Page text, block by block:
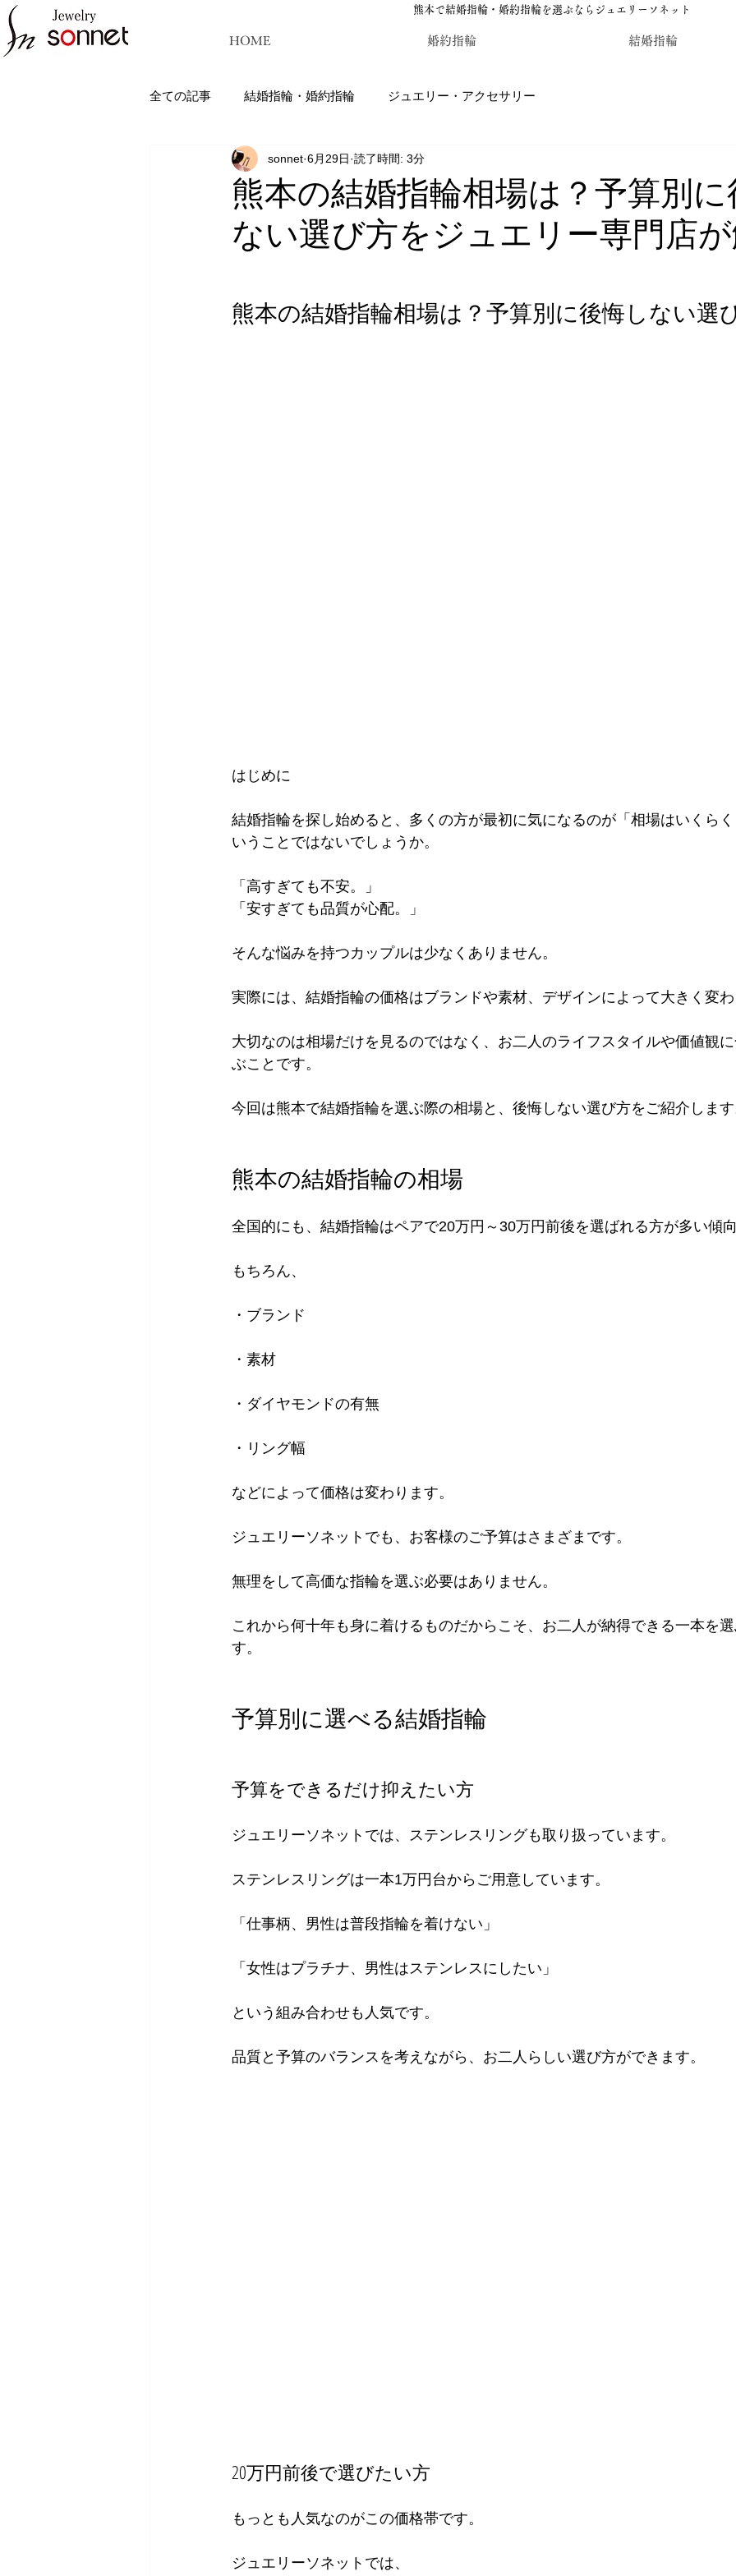
熊本で結婚指輪・婚約指輪を選ぶならジュエリーソネット
HOME 婚約指輪 結婚指輪
全ての記事 結婚指輪・婚約指輪 ジュエリー・アクセサリー
ジュエリーソネット熊本：結婚指輪・婚約指輪のジュエリーソネット熊本 カラーストーン・
熊本の結婚指輪相場は？予算別に
ない選び方をジュエリー専門店
sonnet 6月29日 読了時間: 3分
熊本の結婚指輪相場は？予算別に後悔しない選
はじめに
結婚指輪を探し始めると、多くの方が最初に気になるのが「相場はいくら
いうことではないでしょうか。
「高すぎても不安。」
「安すぎても品質が心配。」
そんな悩みを持つカップルは少なくありません。
実際には、結婚指輪の価格はブランドや素材、デザインによって大きく変わ
大切なのは相場だけを見るのではなく、お二人のライフスタイルや価値観
ぶことです。
今回は熊本で結婚指輪を選ぶ際の相場と、後悔しない選び方をご紹介します
熊本の結婚指輪の相場
全国的にも、結婚指輪はペアで20万円～30万円前後を選ばれる方が多い傾向
もちろん、
・ブランド
・素材
・ダイヤモンドの有無
・リング幅
などによって価格は変わります。
ジュエリーソネットでも、お客様のご予算はさまざまです。
無理をして高価な指輪を選ぶ必要はありません。
これから何十年も身に着けるものだからこそ、お二人が納得できる一本を
す。
予算別に選べる結婚指輪
予算をできるだけ抑えたい方
ジュエリーソネットでは、ステンレスリングも取り扱っています。
ステンレスリングは一本1万円台からご用意しています。
「仕事柄、男性は普段指輪を着けない」
「女性はプラチナ、男性はステンレスにしたい」
という組み合わせも人気です。
品質と予算のバランスを考えながら、お二人らしい選び方ができます。
20万円前後で選びたい方
もっとも人気なのがこの価格帯です。
ジュエリーソネットでは、